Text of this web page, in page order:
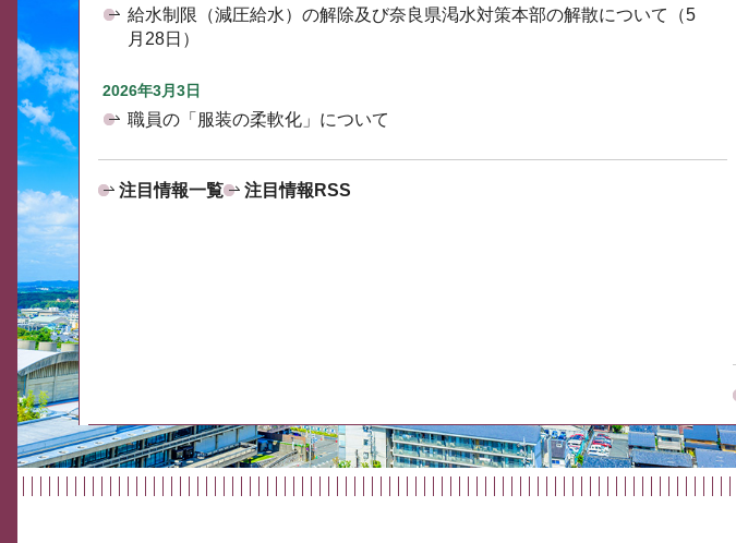
給水制限（減圧給水）の解除及び奈良県渇水対策本部の解散について（5
月28日）
2026年3月3日
職員の「服装の柔軟化」について
注目情報一覧 注目情報RSS